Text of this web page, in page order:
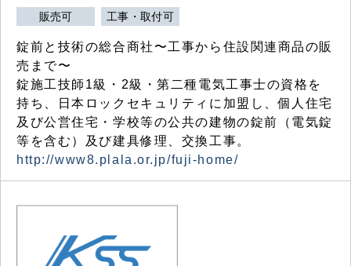
販売可 工事・取付可
錠前と技術の総合商社〜工事から住設関連商品の販
売まで〜
錠施工技師1級・2級・第二種電気工事士の資格を
持ち、日本ロックセキュリティに加盟し、個人住宅
及び公営住宅・学校等の公共の建物の錠前（電気錠
等を含む）及び建具修理、交換工事。
http://www8.plala.or.jp/fuji-home/